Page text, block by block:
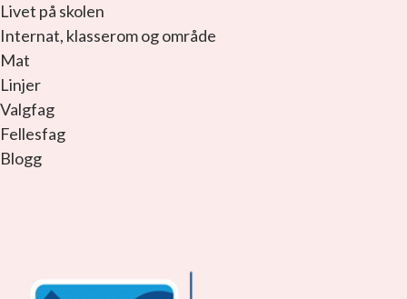
Livet på skolen
Internat, klasserom og område
Mat
Linjer
Valgfag
Fellesfag
Blogg